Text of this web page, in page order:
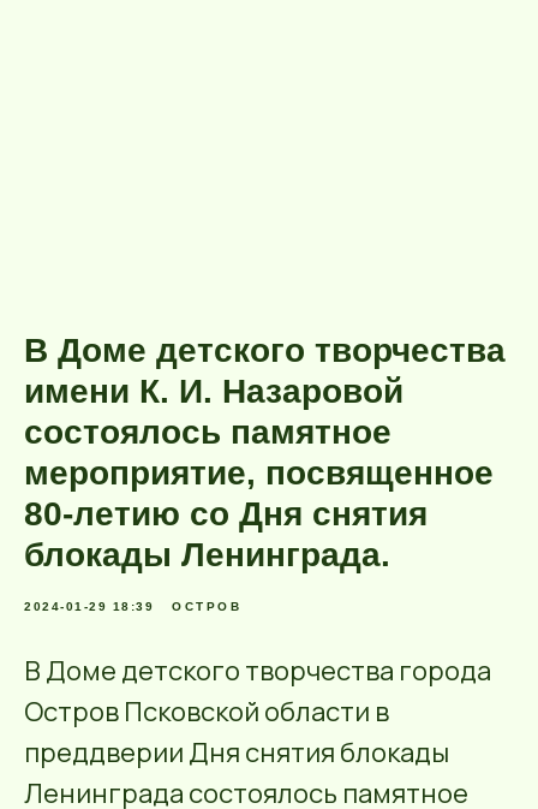
В Доме детского творчества
имени К. И. Назаровой
состоялось памятное
мероприятие, посвященное
80-летию со Дня снятия
блокады Ленинграда.
2024-01-29 18:39 ОСТРОВ
В Доме детского творчества города
Остров Псковской области в
преддверии Дня снятия блокады
Ленинграда состоялось памятное